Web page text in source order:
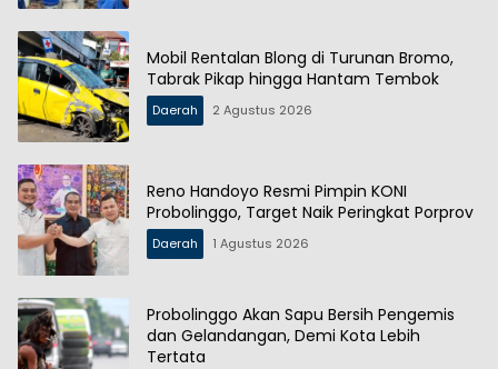
Mobil Rentalan Blong di Turunan Bromo,
Tabrak Pikap hingga Hantam Tembok
Daerah 2 Agustus 2026
Reno Handoyo Resmi Pimpin KONI
Probolinggo, Target Naik Peringkat Porprov
Daerah 1 Agustus 2026
Probolinggo Akan Sapu Bersih Pengemis
dan Gelandangan, Demi Kota Lebih
Tertata